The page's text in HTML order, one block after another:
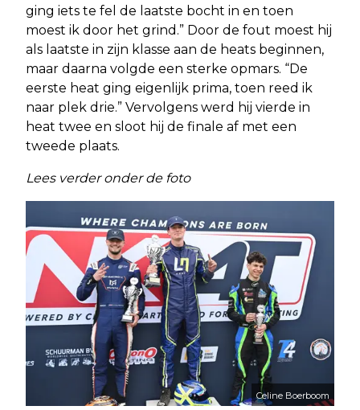
ging iets te fel de laatste bocht in en toen
moest ik door het grind.” Door de fout moest hij
als laatste in zijn klasse aan de heats beginnen,
maar daarna volgde een sterke opmars. “De
eerste heat ging eigenlijk prima, toen reed ik
naar plek drie.” Vervolgens werd hij vierde in
heat twee en sloot hij de finale af met een
tweede plaats.
Lees verder onder de foto
Celine Boerboom